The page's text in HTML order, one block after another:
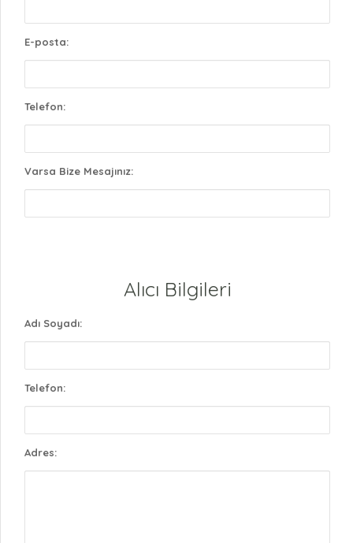
E-posta:
Telefon:
Varsa Bize Mesajınız:
Alıcı Bilgileri
Adı Soyadı:
Telefon:
Adres: